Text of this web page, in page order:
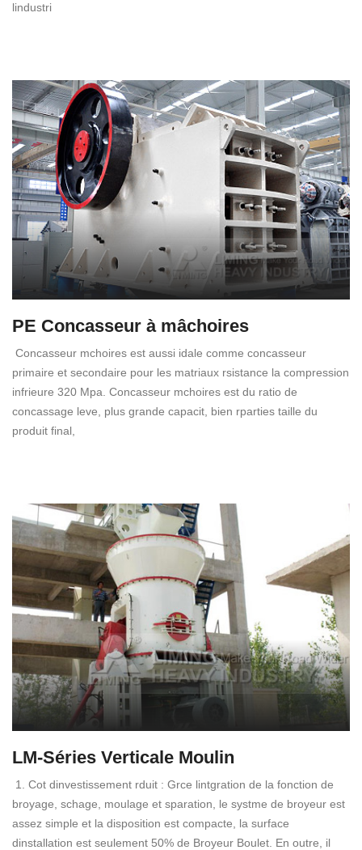
lindustri
PE Concasseur à mâchoires
Concasseur mchoires est aussi idale comme concasseur
primaire et secondaire pour les matriaux rsistance la compression
infrieure 320 Mpa. Concasseur mchoires est du ratio de
concassage leve, plus grande capacit, bien rparties taille du
produit final,
LM-Séries Verticale Moulin
1. Cot dinvestissement rduit : Grce lintgration de la fonction de
broyage, schage, moulage et sparation, le systme de broyeur est
assez simple et la disposition est compacte, la surface
dinstallation est seulement 50% de Broyeur Boulet. En outre, il